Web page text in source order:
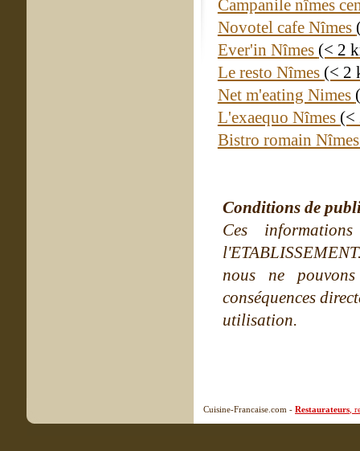
Campanile nîmes
Novotel cafe Nîmes
Ever'in Nîmes (< 2
Le resto Nîmes (< 2
Net m'eating Nimes
L'exaequo Nîmes (<
Bistro romain
Conditions de
Ces
nous ne
conséquences
utilisation.
Cuisine-Francaise.com - Restaurateurs ,